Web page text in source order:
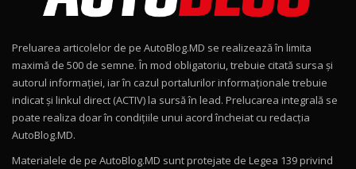
15:22
Mercedes-AMG E 53 HYBRID 4MATIC+ / Test
Drive AutoBlog.MD
16:27
11
Noul Volvo ES90 / Test Drive AutoBlog.MD
Preluarea articolelor de pe AutoBlog.MD se realizează în limita
maximă de 500 de semne. În mod obligatoriu, trebuie citată sursa și
autorul informației, iar în cazul portalurilor informaționale trebuie
indicat și linkul direct (ACTIV) la sursă în lead. Prelucarea integrală se
poate realiza doar în condițiile unui acord încheiat cu redacţia
AutoBlog.MD.
Materialele de pe AutoBlog.MD sunt protejate de Legea 139 privind